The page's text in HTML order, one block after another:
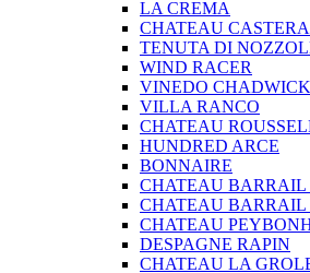
LA CREMA
CHATEAU CASTERA
TENUTA DI
WIND RACER
VINEDO CHADWICK
VILLA RANCO
CHATEAU
HUNDRED ARCE
BONNAIRE
CHATEAU BARRAIL
CHATEAU BARRAIL
CHATEAU
DESPAGNE RAPIN
CHATEAU LA